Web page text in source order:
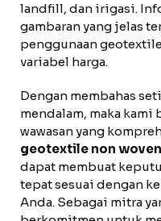
landfill, dan irigasi.
gambaran yang jelas
penggunaan
variabel harga.
Dengan membahas
mendalam, maka
wawasan yang
geotextile non woven
dapat membuat
tepat sesuai dengan
Anda. Sebagai mitra